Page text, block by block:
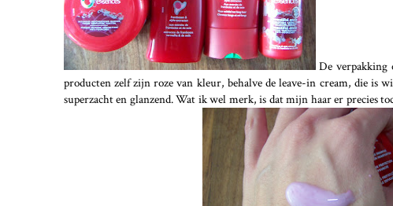
De verpakking
producten zelf zijn roze van kleur, behalve de leave-in cream, die is
superzacht en glanzend. Wat ik wel merk, is dat mijn haar er precies